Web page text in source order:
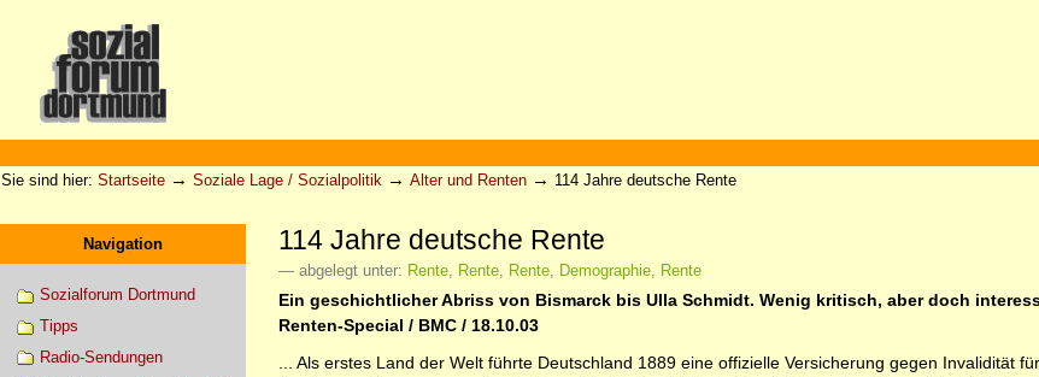
Werkzeuge
Sie sind hier: Startseite → Soziale Lage / Sozialpolitik → Alter und Renten → 114 Jahre deutsche Rente
Navigation
Sozialforum Dortmund
Tipps
Radio-Sendungen
114 Jahre deutsche Rente
— abgelegt unter: Rente, Rente, Rente, Demographie, Rente
Ein geschichtlicher Abriss von Bismarck bis Ulla Schmidt. Wenig kritisch, aber doch
Renten-Special / BMC / 18.10.03
... Als erstes Land der Welt führte Deutschland 1889 eine offizielle Versicherung gegen Invalidität